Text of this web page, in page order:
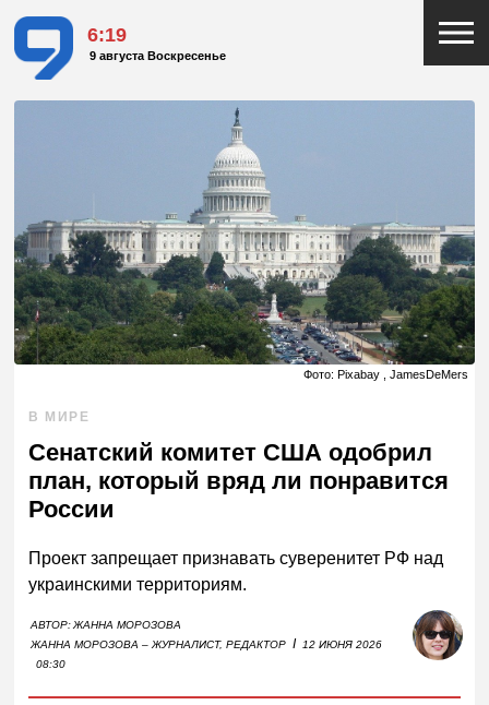
6:19
9 августа Воскресенье
Фото: Pixabay , JamesDeMers
В МИРЕ
Сенатский комитет США одобрил
план, который вряд ли понравится
России
Проект запрещает признавать суверенитет РФ над
украинскими территориям.
АВТОР:ЖАННА МОРОЗОВА
ЖАННА МОРОЗОВА – ЖУРНАЛИСТ, РЕДАКТОР I
12 ИЮНЯ 2026
08:30